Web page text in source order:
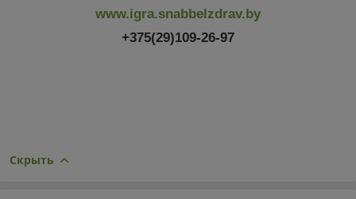
www.igra.snabbelzdrav.by
+375(29)109-26-97
Скрыть